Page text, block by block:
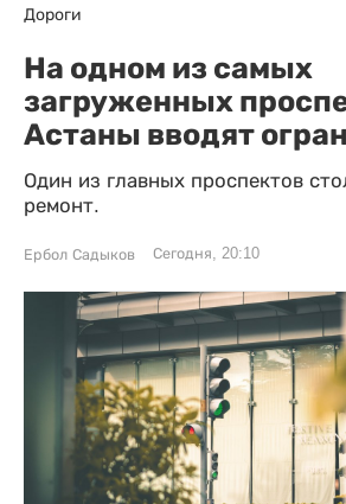
Дороги
На одном из самых
загруженных
Астаны вводят
Один из главных проспектов
ремонт.
Ербол Садыков Сегодня, 20:10